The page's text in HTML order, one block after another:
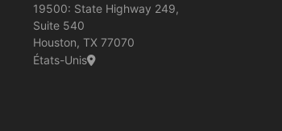
19500: State Highway 249,
Suite 540
Houston, TX 77070
États-Unis